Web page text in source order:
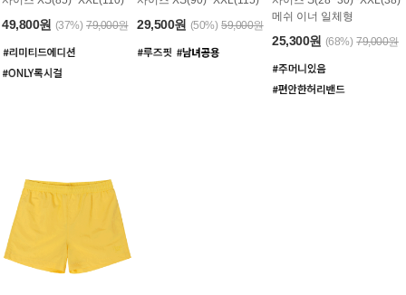
49,800원 (37%) 79,000원 29,500원 (50%) 59,000원
메쉬 이너 일체형
25,300원 (68%) 79,000원